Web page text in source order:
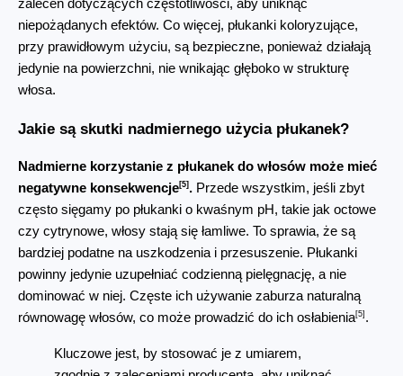
zaleceń dotyczących częstotliwości, aby uniknąć
niepożądanych efektów. Co więcej, płukanki koloryzujące,
przy prawidłowym użyciu, są bezpieczne, ponieważ działają
jedynie na powierzchni, nie wnikając głęboko w strukturę
włosa.
Jakie są skutki nadmiernego użycia płukanek?
Nadmierne korzystanie z płukanek do włosów może mieć
negatywne konsekwencje [5] . Przede wszystkim, jeśli zbyt
często sięgamy po płukanki o kwaśnym pH, takie jak octowe
czy cytrynowe, włosy stają się łamliwe. To sprawia, że są
bardziej podatne na uszkodzenia i przesuszenie. Płukanki
powinny jedynie uzupełniać codzienną pielęgnację, a nie
dominować w niej. Częste ich używanie zaburza naturalną
równowagę włosów, co może prowadzić do ich osłabienia [5] .
Kluczowe jest, by stosować je z umiarem,